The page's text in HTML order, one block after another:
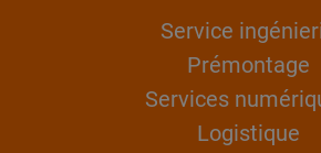
Service
Prémontage
Services
Logistique